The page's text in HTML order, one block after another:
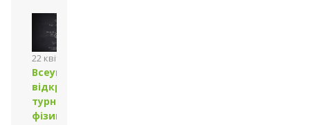
22 квітня 2026 року
Всеукраїнський
відкритий
турнір юних
фізиків